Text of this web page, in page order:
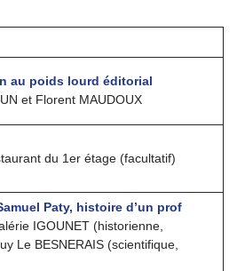
au poids lourd éditorial
et Florent MAUDOUX
du 1er étage (facultatif)
Paty, histoire d’un prof
IGOUNET (historienne,
Le BESNERAIS (scientifique,